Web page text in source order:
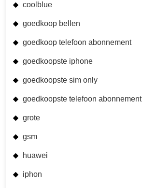
coolblue
goedkoop bellen
goedkoop telefoon abonnement
goedkoopste iphone
goedkoopste sim only
goedkoopste telefoon abonnement
grote
gsm
huawei
iphon